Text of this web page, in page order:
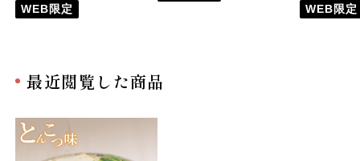
WEB限定
WEB限定
最近閲覧した商品